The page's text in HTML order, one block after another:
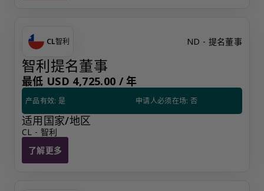
CL智利 ND - 提名董事
智利提名董事
最低 USD 4,725.00 /年
产品有效: 是 申请人必须在场: 否
适用国家/地区
CL - 智利
了解更多
智利提名董事